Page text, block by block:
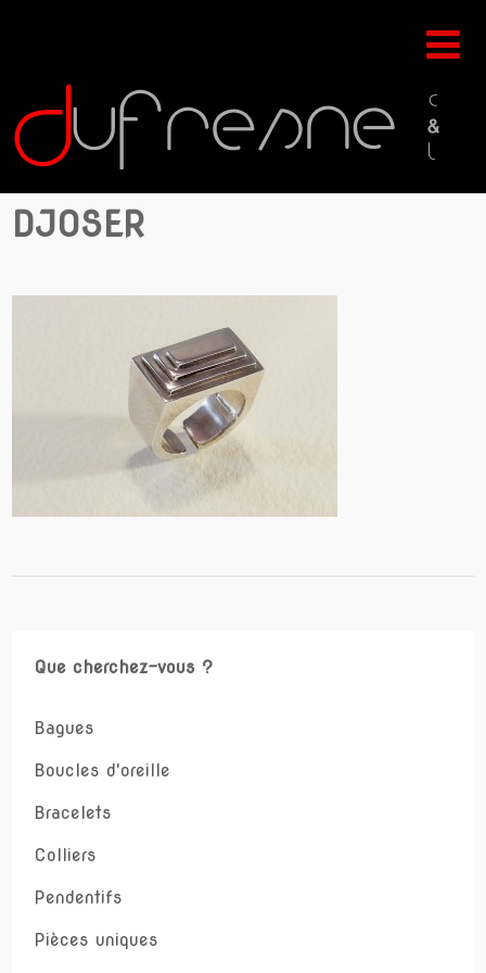
DJOSER
Que cherchez-vous ?
Bagues
Boucles d'oreille
Bracelets
Colliers
Pendentifs
Pièces uniques